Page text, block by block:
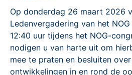
Op donderdag 26 maart 2026
Ledenvergadering van het
12:40 uur tijdens het NOG-
nodigen u van harte uit om
mee te praten en besluiten
ontwikkelingen in en rond de